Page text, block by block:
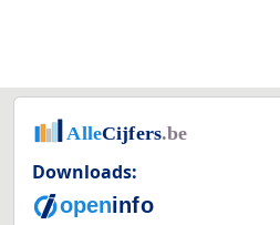
Downloads: